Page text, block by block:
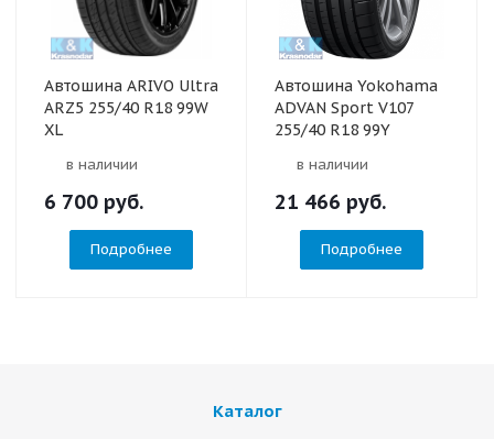
Автошина ARIVO Ultra
ARZ5 255/40 R18 99W
XL
в наличии
6 700 руб.
Подробнее
Автошина Yokohama
ADVAN Sport V107
255/40 R18 99Y
в наличии
21 466 руб.
Подробнее
Каталог